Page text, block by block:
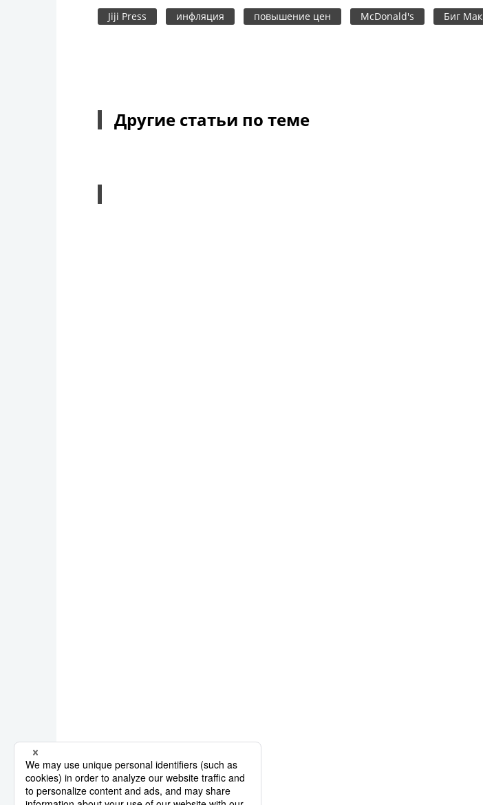
Jiji Press инфляция повышение цен McDonald's Биг Мак
Другие статьи по теме